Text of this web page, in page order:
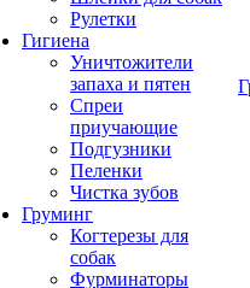
Рулетки
Гигиена
Уничтожители
запаха и пятен
Спреи
приучающие
Подгузники
Пеленки
Чистка зубов
Груминг
Когтерезы для
собак
Фурминаторы